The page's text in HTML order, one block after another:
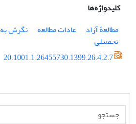
کلیدواژه‌ها
مطالعۀ آزاد
عادات مطالعه نگرش به
تحصیلی
20.1001.1.26455730.1399.26.4.2.7